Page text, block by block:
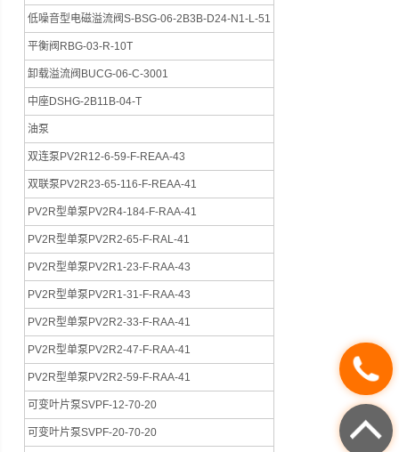
低噪音型电磁溢流阀S-BSG-06-2B3B-D24-N1-L-51
平衡阀RBG-03-R-10T
卸载溢流阀BUCG-06-C-3001
中座DSHG-2B11B-04-T
油泵
双连泵PV2R12-6-59-F-REAA-43
双联泵PV2R23-65-116-F-REAA-41
PV2R型单泵PV2R4-184-F-RAA-41
PV2R型单泵PV2R2-65-F-RAL-41
PV2R型单泵PV2R1-23-F-RAA-43
PV2R型单泵PV2R1-31-F-RAA-43
PV2R型单泵PV2R2-33-F-RAA-41
PV2R型单泵PV2R2-47-F-RAA-41
PV2R型单泵PV2R2-59-F-RAA-41
可变叶片泵SVPF-12-70-20
可变叶片泵SVPF-20-70-20